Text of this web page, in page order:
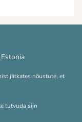
jätkates nõustute, et
tutvudasiin